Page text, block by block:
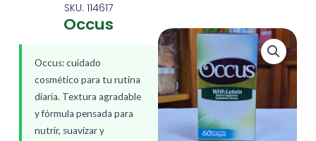
SKU: 114617
Occus
Occus: cuidado
cosmético para tu rutina
diaria. Textura agradable
y fórmula pensada para
nutrir, suavizar y